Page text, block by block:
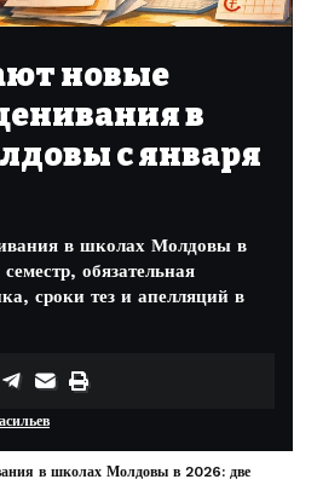
новые
в
с января
в школах Молдовы в
обязательная
сроки тез и апелляций в
в школах Молдовы в 2026: две